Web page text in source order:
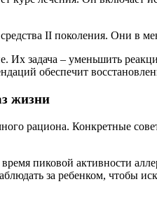
II поколения. Они в
Их задача – уменьшить
обеспечит
жизни
рациона. Конкретные
пиковой активности
за ребенком, чтобы